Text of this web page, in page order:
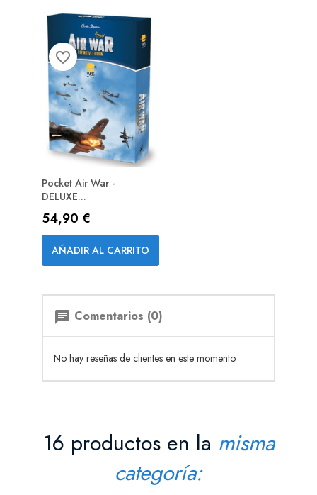
Pocket Air War -
DELUXE...
Precio
54,90 €
AÑADIR AL CARRITO
favorite_border
chat Comentarios (0)
No hay reseñas de clientes en este momento.
16 productos en la misma
categoría: